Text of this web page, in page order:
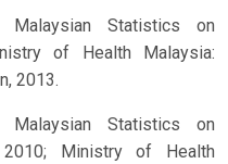
Statistics on
of Health Malaysia:
2013.
Statistics on
Ministry of Health